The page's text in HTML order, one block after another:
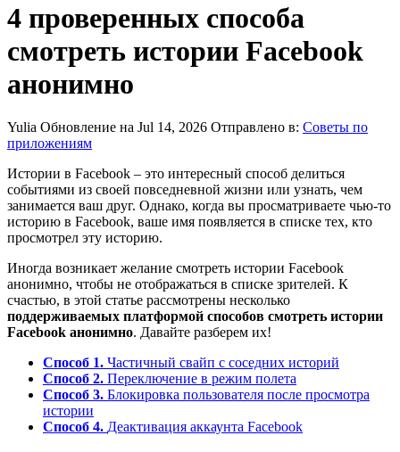
4 проверенных способа
смотреть истории Facebook
анонимно
Yulia Обновление на Jul 14, 2026 Отправлено в: Советы по
приложениям
Истории в Facebook – это интересный способ делиться
событиями из своей повседневной жизни или узнать, чем
занимается ваш друг. Однако, когда вы просматриваете чью-то
историю в Facebook, ваше имя появляется в списке тех, кто
просмотрел эту историю.
Иногда возникает желание смотреть истории Facebook
анонимно, чтобы не отображаться в списке зрителей. К
счастью, в этой статье рассмотрены несколько
поддерживаемых платформой способов смотреть истории
Facebook анонимно. Давайте разберем их!
Способ 1. Частичный свайп с соседних историй
Способ 2. Переключение в режим полета
Способ 3. Блокировка пользователя после просмотра
истории
Способ 4. Деактивация аккаунта Facebook